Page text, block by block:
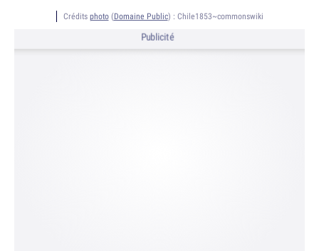
Crédits photo(Domaine Public) : Chile1853~commonswiki
Publicité